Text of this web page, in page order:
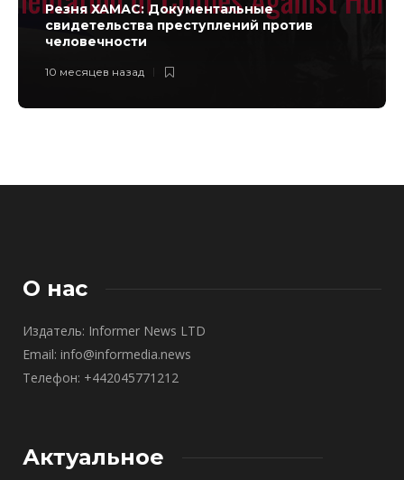
Резня ХАМАС: Документальные
свидетельства преступлений против
человечности
10 месяцев назад
О нас
Издатель: Informer News LTD
Email: info@informedia.news
Телефон: +442045771212
Актуальное